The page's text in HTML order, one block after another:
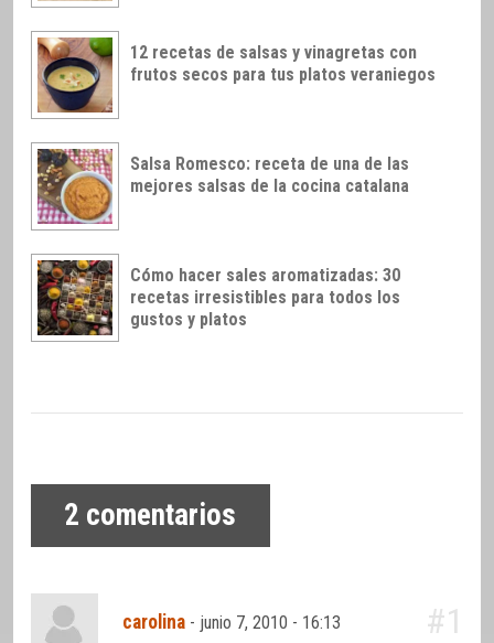
12 recetas de salsas y vinagretas con
frutos secos para tus platos veraniegos
Salsa Romesco: receta de una de las
mejores salsas de la cocina catalana
Cómo hacer sales aromatizadas: 30
recetas irresistibles para todos los
gustos y platos
2 comentarios
carolina - junio 7, 2010 - 16:13 #1